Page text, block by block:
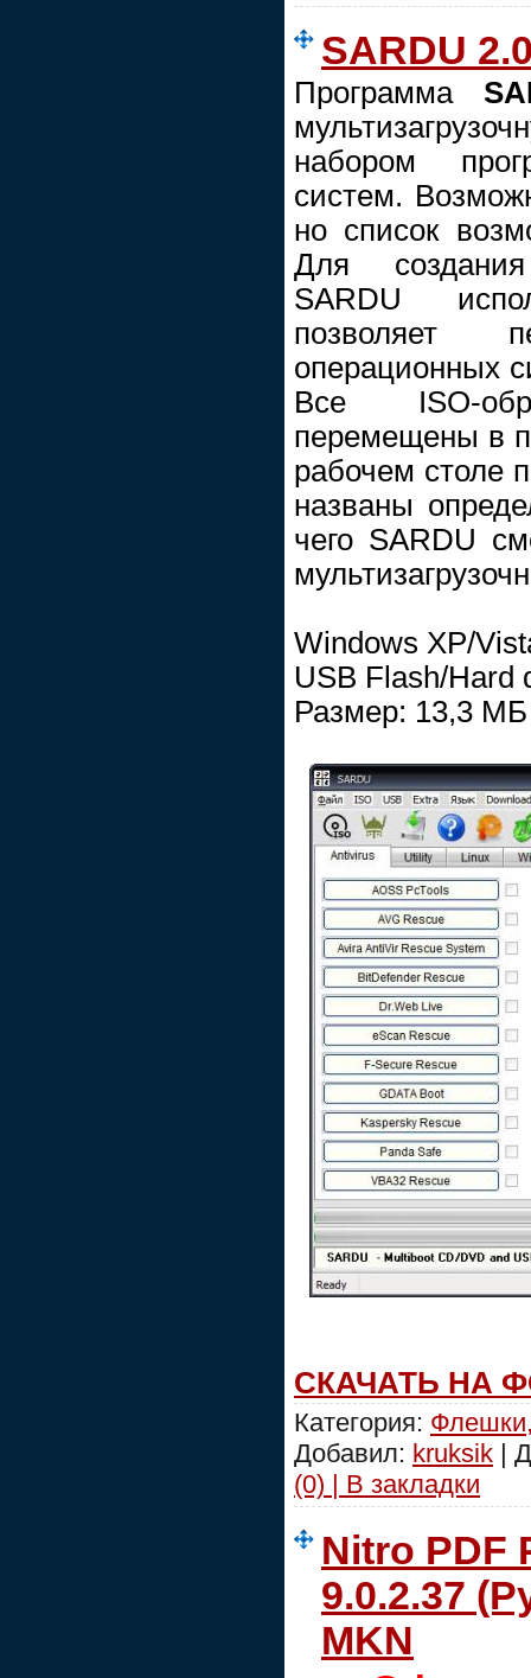
SARDU
Программа
набором
систем.
но список
Для
SARDU
позволяет
операционных
Все ISO-
перемещены в
рабочем столе
названы
чего SARDU
Windows XP/
USB Flash/Hard
Размер: 13,3 МБ
СКАЧАТЬ НА
Категория:
Добавил: kruksik |
(0) | В закладки
Nitro PDF
9.0.2.37
MKN